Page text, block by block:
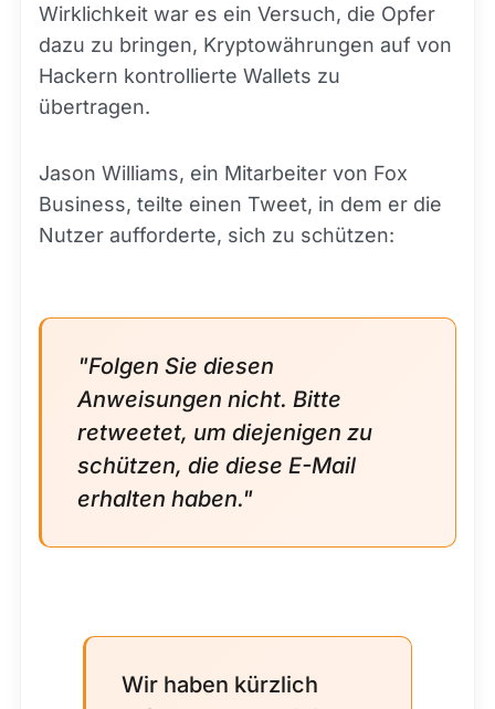
Wirklichkeit war es ein Versuch, die Opfer
dazu zu bringen, Kryptowährungen auf von
Hackern kontrollierte Wallets zu
übertragen.
Jason Williams, ein Mitarbeiter von Fox
Business, teilte einen Tweet, in dem er die
Nutzer aufforderte, sich zu schützen:
"Folgen Sie diesen
Anweisungen nicht. Bitte
retweetet, um diejenigen zu
schützen, die diese E-Mail
erhalten haben."
Wir haben kürzlich